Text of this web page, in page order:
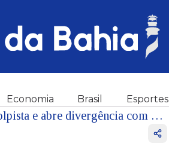
Economia Brasil Esportes
Fux vota para absolver Bolsonaro por trama golpista e abre divergência com Moraes